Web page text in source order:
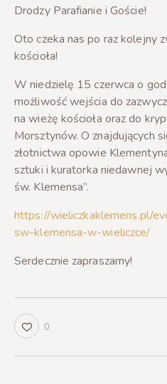
Drodzy Parafianie i Goście!
Oto czeka nas po raz kolejny
kościoła!
W niedzielę 15 czerwca o
możliwość wejścia do
na wieżę kościoła oraz do
Morsztynów. O znajdujących
złotnictwa opowie
sztuki i kuratorka niedawnej
św. Klemensa”.
https://wieliczkaklemens.pl/
sw-klemensa-w-wieliczce/
Serdecznie zapraszamy!
0